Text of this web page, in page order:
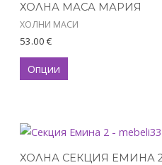
ХОЛНА МАСА МАРИЯ
ХОЛНИ МАСИ
53.00 €
Опции
has
multiple
options
chosen
on
ХОЛНА СЕКЦИЯ ЕМИНА